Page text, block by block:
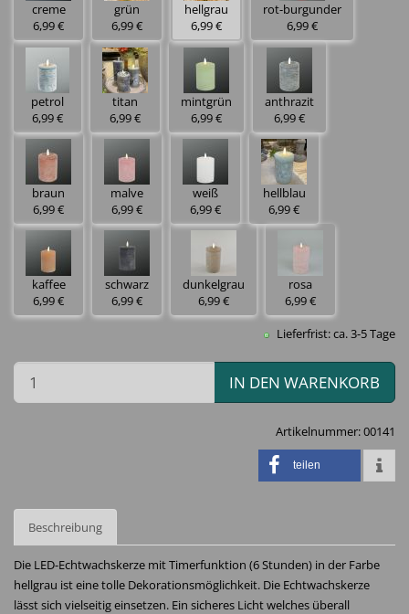
creme
6,99 €
grün
6,99 €
hellgrau
6,99 €
rot-burgunder
6,99 €
petrol
6,99 €
titan
6,99 €
mintgrün
6,99 €
anthrazit
6,99 €
braun
6,99 €
malve
6,99 €
weiß
6,99 €
hellblau
6,99 €
kaffee
6,99 €
schwarz
6,99 €
dunkelgrau
6,99 €
rosa
6,99 €
Lieferfrist: ca. 3-5 Tage
IN DEN WARENKORB
Artikelnummer:00141
teilen
Beschreibung
Die LED-Echtwachskerze mit Timerfunktion (6 Stunden) in der Farbe
hellgrau ist eine tolle Dekorationsmöglichkeit. Die Echtwachskerze
lässt sich vielseitig einsetzen. Ein sicheres Licht welches überall